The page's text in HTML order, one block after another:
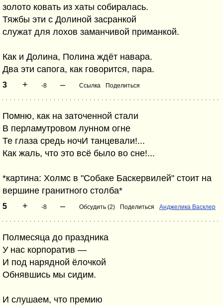
золото ковать из хаты собиралась.
Тяжбы эти с Долиной засранкой
служат для лохов заманчивой приманкой.
Как и Долина, Полина ждёт навара.
Два эти сапога, как говорится, пара.
3 + -8 – Ссылка Поделиться
Помню, как на заточенной стали
В перламутровом лунном огне
Те глаза средь ночИ танцевали!...
Как жаль, что это всё было во сне!...
*картина: Холмс в "Собаке Баскервилей" стоит на
вершине гранитного столба*
5 + -8 – Обсудить (2) Поделиться Анджелика Васклер
Полмесяца до праздника
У нас корпоратив —
И под нарядной ёлочкой
Обнявшись мы сидим.
И слушаем, что премию